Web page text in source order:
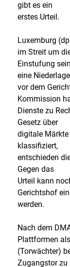
gibt es ein
erstes Urteil.
Luxemburg
im Streit um
Einstufung
eine Niederlage
vor dem
Kommission
Dienste zu
Gesetz über
digitale
klassifiziert,
entschieden
Gegen das
Urteil kann
Gerichtshof
werden.
Nach dem
Plattformen
(Torwächter)
Zugangstor zu